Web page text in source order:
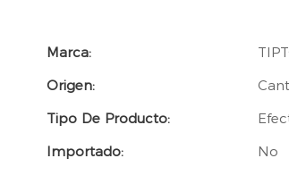
Marca:
Origen:
Tipo De Producto:
Importado:
No